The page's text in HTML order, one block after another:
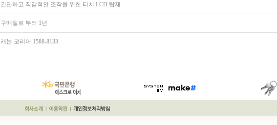
간단하고 직감적인 조작을 위한 터치 LCD 탑재
구매일로 부터 1년
캐논 코리아 1588-8133